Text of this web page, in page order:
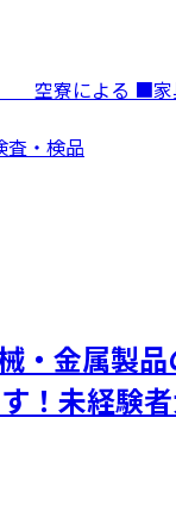
■寮費 空寮
査・検品
・金属製
！未経験